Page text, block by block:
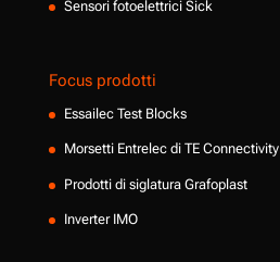
Sensori fotoelettrici Sick
Focus prodotti
Essailec Test Blocks
Morsetti Entrelec di TE Connectivity
Prodotti di siglatura Grafoplast
Inverter IMO